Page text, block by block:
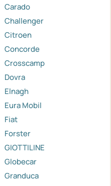
Carado
Challenger
Citroen
Concorde
Crosscamp
Dovra
Elnagh
Eura Mobil
Fiat
Forster
GIOTTILINE
Globecar
Granduca